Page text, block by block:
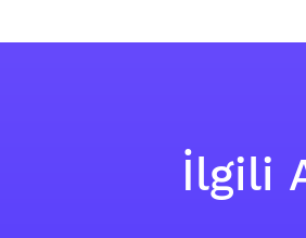
İlgili